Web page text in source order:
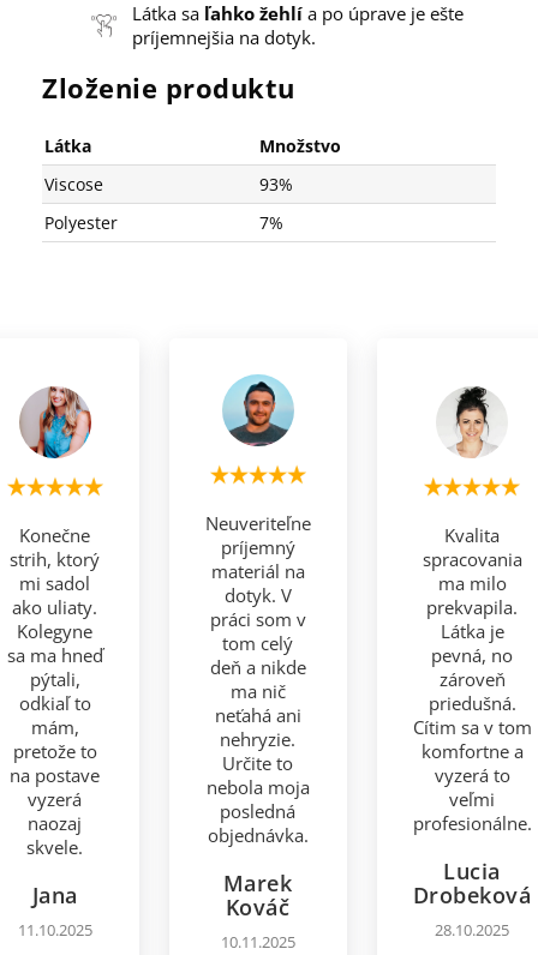
Látka sa ľahko žehlí a po úprave je ešte
príjemnejšia na dotyk.
Zloženie produktu
Látka
Množstvo
Viscose
93%
Polyester
7%
Konečne
strih, ktorý
mi sadol
ako uliaty.
Kolegyne
sa ma hneď
pýtali,
odkiaľ to
mám,
pretože to
na postave
vyzerá
naozaj
skvele.
Jana
11.10.2025
Neuveriteľne
príjemný
materiál na
dotyk. V
práci som v
tom celý
deň a nikde
ma nič
neťahá ani
nehryzie.
Určite to
nebola moja
posledná
objednávka.
Marek
Kováč
10.11.2025
Kvalita
spracovania
ma milo
prekvapila.
Látka je
pevná, no
zároveň
priedušná.
Cítim sa v tom
komfortne a
vyzerá to
veľmi
profesionálne.
Lucia
Drobeková
28.10.2025